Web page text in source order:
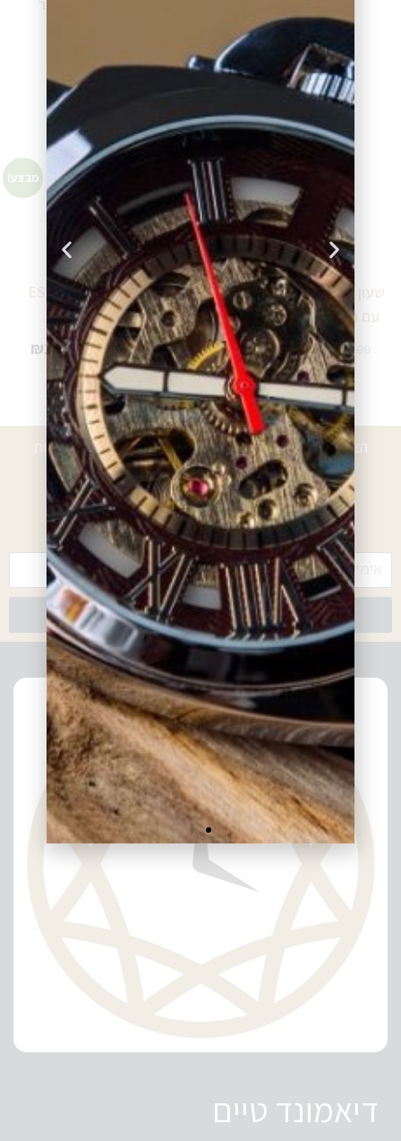
₪
מידע נוסף
לנשים עם רצועת עור
643.00
מבצע!
שעון גברים שוויצרי כרונוגרף
עם רצועת עור 07301230
₪2,956.00
₪1,773.00
מידע נוסף
מבצע!
שעון גברים אלגנטי ESQ
07301296
₪3,099.00
₪1,859.00
מידע נוסף
הצטרפו לרשימת הלקוחות המועדפים וקבלו הטבות, הנחות
ועדכונים
*עם ההרשמה אתם מאשרים לקבל חומרים פרסומיים מאיתנו
צרפו אותי
דיאמונד טיים